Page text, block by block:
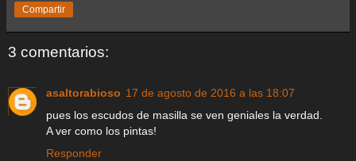
Compartir
3 comentarios:
asaltorabioso 17 de agosto de 2016 a las 18:07
pues los escudos de masilla se ven geniales la verdad.
A ver como los pintas!
Responder